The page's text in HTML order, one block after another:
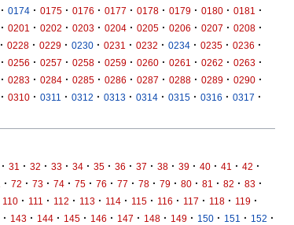
· 0174 · 0175 · 0176 · 0177 · 0178 · 0179 · 0180 · 0181 ·
· 0201 · 0202 · 0203 · 0204 · 0205 · 0206 · 0207 · 0208 ·
· 0228 · 0229 · 0230 · 0231 · 0232 · 0234 · 0235 · 0236 ·
· 0256 · 0257 · 0258 · 0259 · 0260 · 0261 · 0262 · 0263 ·
· 0283 · 0284 · 0285 · 0286 · 0287 · 0288 · 0289 · 0290 ·
· 0310 · 0311 · 0312 · 0313 · 0314 · 0315 · 0316 · 0317 ·
· 31 · 32 · 33 · 34 · 35 · 36 · 37 · 38 · 39 · 40 · 41 · 42 ·
· 72 · 73 · 74 · 75 · 76 · 77 · 78 · 79 · 80 · 81 · 82 · 83 ·
110 · 111 · 112 · 113 · 114 · 115 · 116 · 117 · 118 · 119 ·
· 143 · 144 · 145 · 146 · 147 · 148 · 149 · 150 · 151 · 152 ·